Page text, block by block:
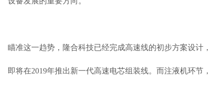
瞄准这一趋势，隆合科技已经完成高速线的初步方案设计，
即将在2019年推出新一代高速电芯组装线。而注液机环节，